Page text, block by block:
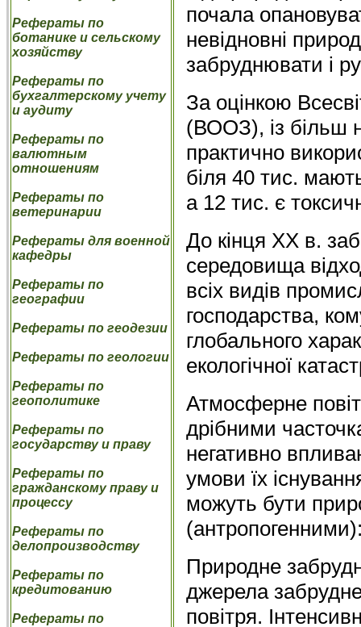
Рефераты по
ботанике и сельскому
хозяйству
Рефераты по
бухгалтерскому учету
и аудиту
Рефераты по
валютным
отношениям
Рефераты по
ветеринарии
Рефераты для военной
кафедры
Рефераты по
географии
Рефераты по геодезии
Рефераты по геологии
Рефераты по
геополитике
Рефераты по
государству и праву
Рефераты по
гражданскому праву и
процессу
Рефераты по
делопроизводству
Рефераты по
кредитованию
Рефераты по
почала
невідновні
забруднювати і
За оцінкою
(ВООЗ), із більш
практично
біля 40 тис.
а 12 тис. є
До кінця XX в.
середовища
всіх видів
господарства,
глобального
екологічної
Атмосферне
дрібними
негативно
умови їх
можуть бути
Природне
джерела
повітря.